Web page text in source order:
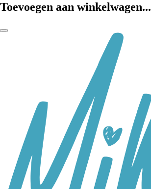
Toevoegen aan winkelwagen...